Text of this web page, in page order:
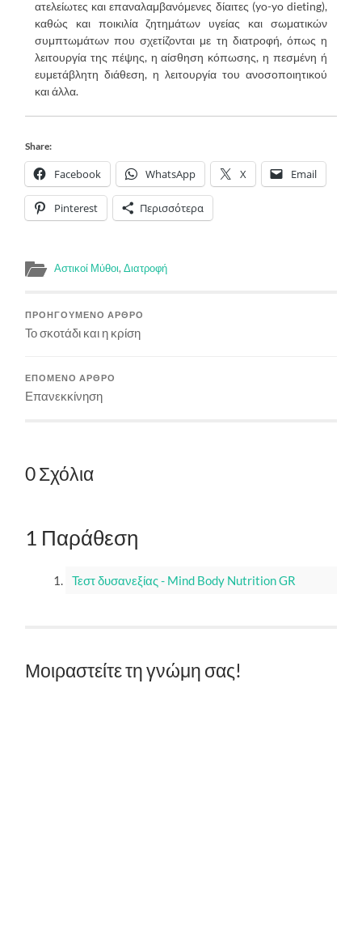
ατελείωτες και επαναλαμβανόμενες δίαιτες (yo-yo dieting),
καθώς και ποικιλία ζητημάτων υγείας και σωματικών
συμπτωμάτων που σχετίζονται με τη διατροφή, όπως η
λειτουργία της πέψης, η αίσθηση κόπωσης, η πεσμένη ή
ευμετάβλητη διάθεση, η λειτουργία του ανοσοποιητικού
και άλλα.
Share:
Facebook WhatsApp X Email
Pinterest Περισσότερα
Αστικοί Μύθοι,Διατροφή
ΠΡΟΗΓΟΎΜΕΝΟ ΆΡΘΡΟ
Το σκοτάδι και η κρίση
ΕΠΌΜΕΝΟ ΆΡΘΡΟ
Επανεκκίνηση
0 Σχόλια
1 Παράθεση
Τεστ δυσανεξίας - Mind Body Nutrition GR
Μοιραστείτε τη γνώμη σας!